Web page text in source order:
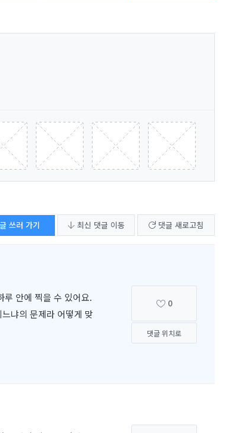
쓰러 가기 최신 댓글 이동 댓글 새로고침
루 안에 찍을 수 있어요.
냐의 문제라 어떻게 맞
0
댓글 위치로